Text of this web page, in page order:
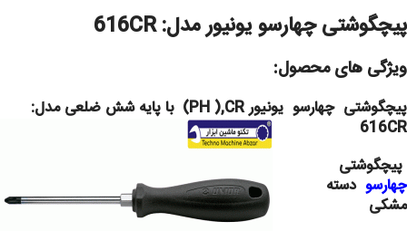
پیچگوشتی چهارسو یونیور مدل: 616CR
ویژگی های محصول:
پیچگوشتی چهارسو یونیور PH ),CR) با پایه شش ضلعی مدل:
616CR
پیچگوشتی
چهارسو دسته
مشکی